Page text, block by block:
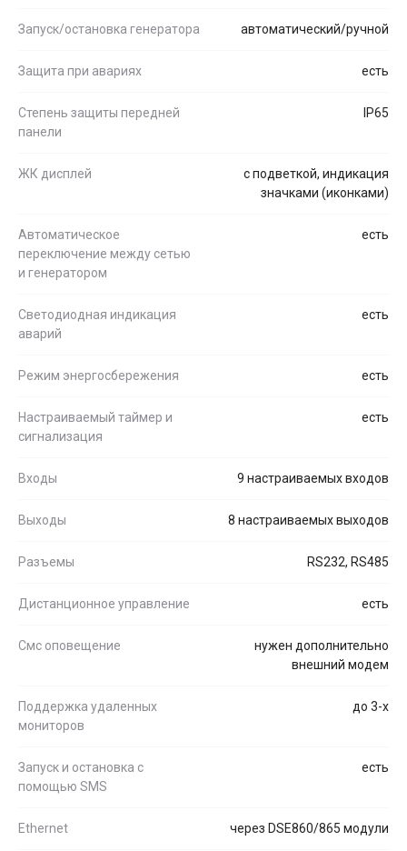
Запуск/остановка генератора автоматический/ручной
Защита при авариях есть
Степень защиты передней
панели
IP65
ЖК дисплей
с подветкой, индикация
значками (иконками)
Автоматическое
переключение между сетью
и генератором
есть
Светодиодная индикация
аварий
есть
Режим энергосбережения есть
Настраиваемый таймер и
сигнализация
есть
Входы 9 настраиваемых входов
Выходы 8 настраиваемых выходов
Разъемы RS232, RS485
Дистанционное управление есть
Смс оповещение
нужен дополнительно
внешний модем
Поддержка удаленных
мониторов
до 3-х
Запуск и остановка с
помощью SMS
есть
Ethernet через DSE860/865 модули